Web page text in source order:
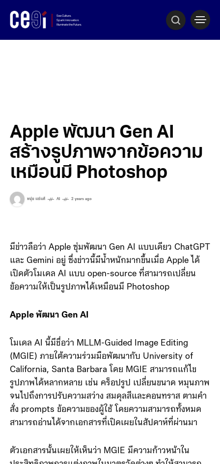
Apple พัฒนา Gen AI
สร้างรูปภาพจากข้อความ
เหมือนมี Photoshop
หนุ่ย แซ่แต้ AI 2 years ago
มีข่าวลือว่า Apple ซุ่มพัฒนา Gen AI แบบเดียว ChatGPT
และ Gemini อยู่ ซึ่งข่าวนี้มีน้ำหนักมากขึ้นเมื่อ Apple ได้
เปิดตัวโมเดล AI แบบ open-source ที่สามารถเปลี่ยน
ข้อความให้เป็นรูปภาพได้เหมือนมี Photoshop
Apple พัฒนา Gen AI
โมเดล AI นี้มีชื่อว่า MLLM-Guided Image Editing
(MGIE) ภายใต้ความร่วมมือพัฒนากับ University of
California, Santa Barbara โดย MGIE สามารถแก้ไข
รูปภาพได้หลากหลาย เช่น คร็อปรูป เปลี่ยนขนาด หมุนภาพ
จนไปถึงการปรับความสว่าง สมดุลสีและคอนทราส ตามคำ
สั่ง prompts ข้อความของผู้ใช้ โดยความสามารถทั้งหมด
สามารถอ่านได้จากเอกสารที่เปิดเผยในสัปดาห์ที่ผ่านมา
ตัวเอกสารนั้นเผยให้เห็นว่า MGIE มีความก้าวหน้าใน